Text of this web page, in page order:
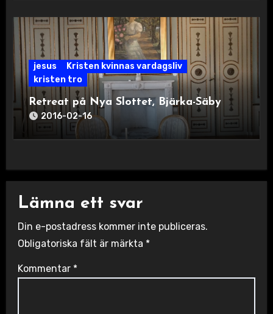
jesus
Kristen kvinnas vardagsliv
kristen tro
Retreat på Nya Slottet, Bjärka-Säby
2016-02-16
Lämna ett svar
Din e-postadress kommer inte publiceras.
Obligatoriska fält är märkta *
Kommentar *